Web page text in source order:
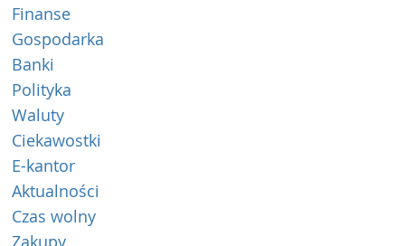
Finanse
Gospodarka
Banki
Polityka
Waluty
Ciekawostki
E-kantor
Aktualności
Czas wolny
Zakupy